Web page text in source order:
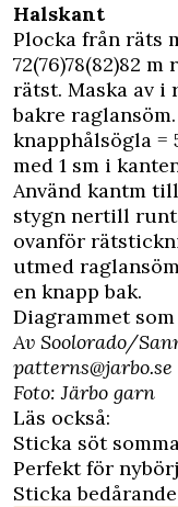
Halskant
Plocka från räts
72(76)78(82)82
rätst. Maska av i
bakre
knapphålsögla
med 1 sm i
Använd kantm
stygn nertill runt
ovanför
utmed
en knapp bak.
Diagrammet
Av Soolorado/
patterns@jarbo.se
Foto: Järbo garn
Läs också:
Sticka söt
Perfekt för
Sticka